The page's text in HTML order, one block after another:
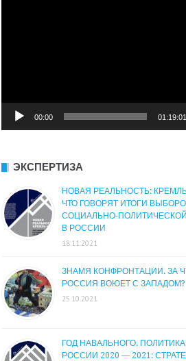
00:00 01:19:01
ЭКСПЕРТИЗА
НОВАЯ РЕАЛЬНОСТЬ:
ЧТО ГОВОРЯТ ИТОГИ
СОЦИАЛЬНО-
В РОССИИ
18.11.2021
ЗНАМЯ КОНФРОНТАЦИИ. ЗА
РОССИЯ ВОЮЕТ С ЗАПАДОМ?
25.10.2021
ГОД НАВАЛЬНОГО.
РОССИИ 2020 — 2021: